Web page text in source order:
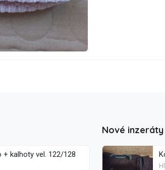
kalhoty vel. 122/128
Nové